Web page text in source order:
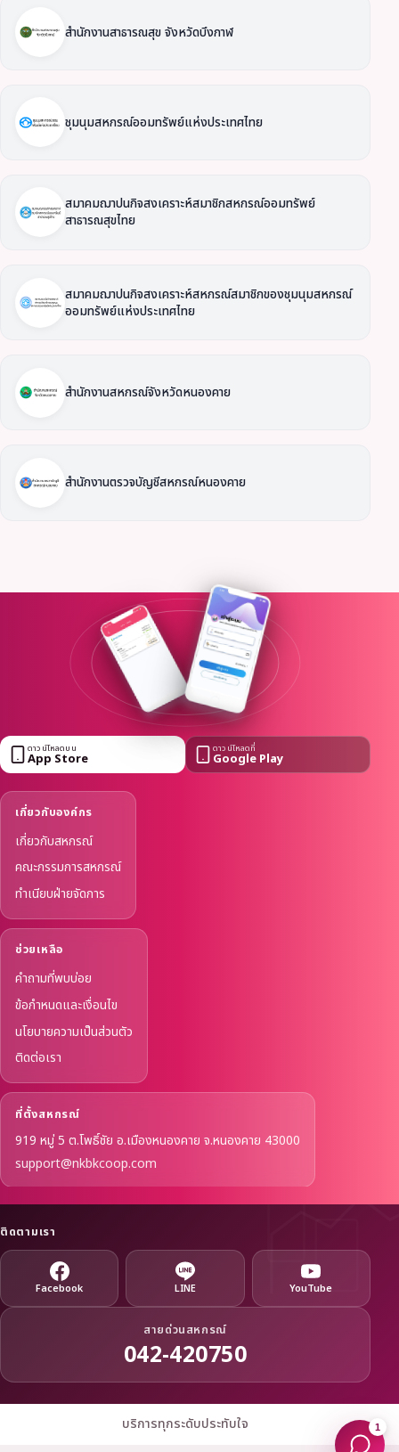
สำนักงานสาธารณสุข จังหวัดบึงกาฬ
ชุมนุมสหกรณ์ออมทรัพย์แห่งประเทศไทย
สมาคมฌาปนกิจสงเคราะห์สมาชิกสหกรณ์ออมทรัพย์
สาธารณสุขไทย
สมาคมฌาปนกิจสงเคราะห์สหกรณ์สมาชิกของชุมนุมสหกรณ์
ออมทรัพย์แห่งประเทศไทย
สำนักงานสหกรณ์จังหวัดหนองคาย
สำนักงานตรวจบัญชีสหกรณ์หนองคาย
ดาวน์โหลดบน
App Store
ดาวน์โหลดที่
Google Play
เกี่ยวกับองค์กร
เกี่ยวกับสหกรณ์
คณะกรรมการสหกรณ์
ทำเนียบฝ่ายจัดการ
ช่วยเหลือ
คำถามที่พบบ่อย
ข้อกำหนดและเงื่อนไข
นโยบายความเป็นส่วนตัว
ติดต่อเรา
ที่ตั้งสหกรณ์
919 หมู่ 5 ต.โพธิ์ชัย อ.เมืองหนองคาย จ.หนองคาย 43000
support@nkbkcoop.com
ติดตามเรา
Facebook LINE YouTube
สายด่วนสหกรณ์
042-420750
บริการทุกระดับประทับใจ 1